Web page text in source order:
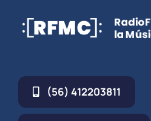
(56) 412203811